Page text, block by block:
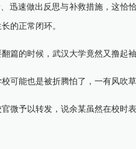
迅速做出反思与补救措施，这恰
的正常闭环。
的时候，武汉大学竟然又撸起袖
能也是被折腾怕了，一有风吹草
予以转发，说余某虽然在校时表